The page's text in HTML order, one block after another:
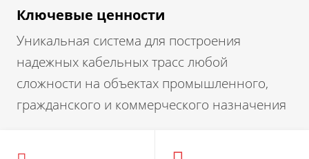
Ключевые ценности
Уникальная система для построения
надежных кабельных трасс любой
сложности на объектах промышленного,
гражданского и коммерческого назначения